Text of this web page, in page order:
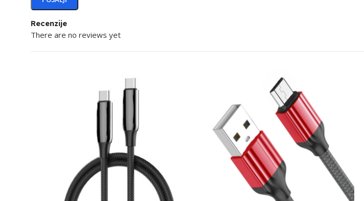
Recenzije
There are no reviews yet